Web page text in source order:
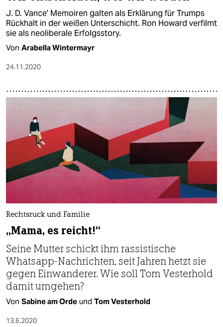
J. D. Vance' Memoiren galten als Erklärung für Trumps
Rückhalt in der weißen Unterschicht. Ron Howard verfilmt
sie als neoliberale Erfolgsstory.
Von Arabella Wintermayr
24.11.2020
Rechtsruck und Familie
„Mama, es reicht!“
Seine Mutter schickt ihm rassistische
Whatsapp-Nachrichten, seit Jahren hetzt sie
gegen Einwanderer. Wie soll Tom Vesterhold
damit umgehen?
Von Sabine am Orde und Tom Vesterhold
13.6.2020